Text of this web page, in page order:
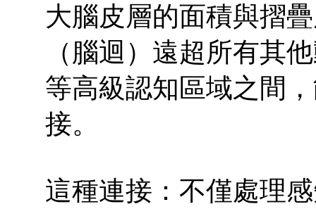
大腦皮層的面積與摺
（腦迴）遠超所有其
等高級認知區域之間
接。
這種連接：不僅處理